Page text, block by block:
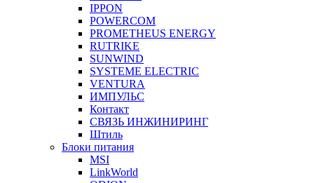
IPPON
POWERCOM
PROMETHEUS ENERGY
RUTRIKE
SUNWIND
SYSTEME ELECTRIC
VENTURA
ИМПУЛЬС
Контакт
СВЯЗЬ ИНЖИНИРИНГ
Штиль
Блоки питания
MSI
LinkWorld